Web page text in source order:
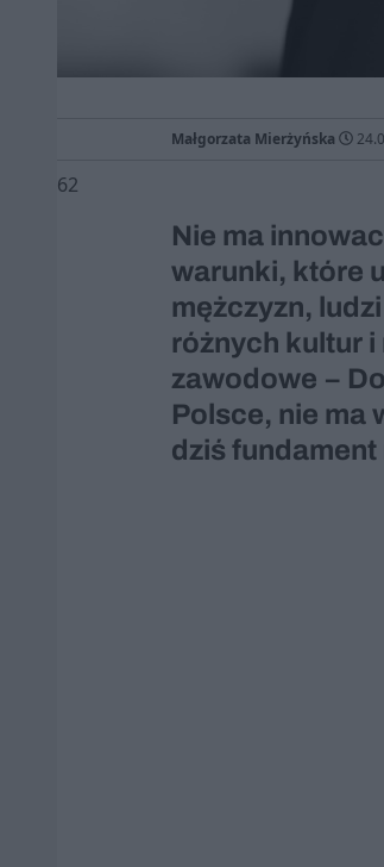
Małgorzata Mierżyńska
62
Nie ma
warunki, które
mężczyzn,
różnych kultur
zawodowe −
Polsce, nie ma
dziś